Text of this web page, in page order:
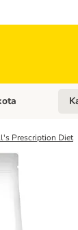
Karma dla
Prescription Diet